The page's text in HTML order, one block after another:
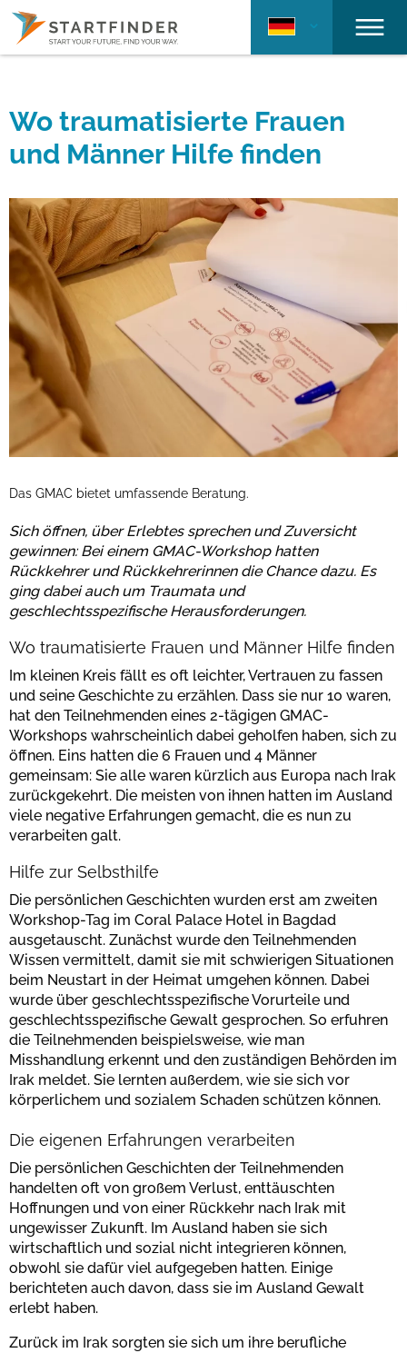
Wo traumatisierte Frauen
und Männer Hilfe finden
Das GMAC bietet umfassende Beratung.
Sich öffnen, über Erlebtes sprechen und Zuversicht
gewinnen: Bei einem GMAC-Workshop hatten
Rückkehrer und Rückkehrerinnen die Chance dazu. Es
ging dabei auch um Traumata und
geschlechtsspezifische Herausforderungen.
Wo traumatisierte Frauen und Männer Hilfe finden
Im kleinen Kreis fällt es oft leichter, Vertrauen zu fassen
und seine Geschichte zu erzählen. Dass sie nur 10 waren,
hat den Teilnehmenden eines 2-tägigen GMAC-
Workshops wahrscheinlich dabei geholfen haben, sich zu
öffnen. Eins hatten die 6 Frauen und 4 Männer
gemeinsam: Sie alle waren kürzlich aus Europa nach Irak
zurückgekehrt. Die meisten von ihnen hatten im Ausland
viele negative Erfahrungen gemacht, die es nun zu
verarbeiten galt.
Hilfe zur Selbsthilfe
Die persönlichen Geschichten wurden erst am zweiten
Workshop-Tag im Coral Palace Hotel in Bagdad
ausgetauscht. Zunächst wurde den Teilnehmenden
Wissen vermittelt, damit sie mit schwierigen Situationen
beim Neustart in der Heimat umgehen können. Dabei
wurde über geschlechtsspezifische Vorurteile und
geschlechtsspezifische Gewalt gesprochen. So erfuhren
die Teilnehmenden beispielsweise, wie man
Misshandlung erkennt und den zuständigen Behörden im
Irak meldet. Sie lernten außerdem, wie sie sich vor
körperlichem und sozialem Schaden schützen können.
Die eigenen Erfahrungen verarbeiten
Die persönlichen Geschichten der Teilnehmenden
handelten oft von großem Verlust, enttäuschten
Hoffnungen und von einer Rückkehr nach Irak mit
ungewisser Zukunft. Im Ausland haben sie sich
wirtschaftlich und sozial nicht integrieren können,
obwohl sie dafür viel aufgegeben hatten. Einige
berichteten auch davon, dass sie im Ausland Gewalt
erlebt haben.
Zurück im Irak sorgten sie sich um ihre berufliche